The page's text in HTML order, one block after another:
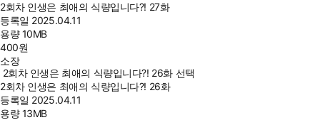
2회차 인생은 최애의 식량입니다?! 27화
등록일 2025.04.11
용량10MB
400원
소장
2회차 인생은 최애의 식량입니다?! 26화 선택
2회차 인생은 최애의 식량입니다?! 26화
등록일 2025.04.11
용량13MB